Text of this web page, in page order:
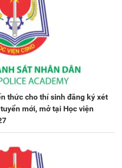
thức cho thí sinh đăng ký xét
mới, mở tại Học viện